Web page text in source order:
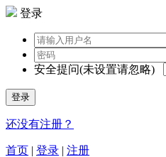
登录
安全提问(未设置请忽略)
登录
还没有注册？
首页 | 登录 | 注册